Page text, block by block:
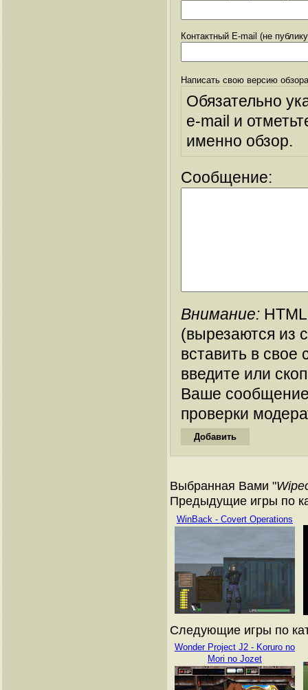
Контактный E-mail (не
Написать свою версию
Обязательно
e-mail и
именно обзор.
Сообщение:
Внимание:
(вырезаются из
вставить в
введите или
Ваше
проверки
Выбранная Вами "
Предыдущие игры по
WinBack - Covert Operations
Следующие игры по
Wonder Project J2 - Koruro no
Mori no Jozet